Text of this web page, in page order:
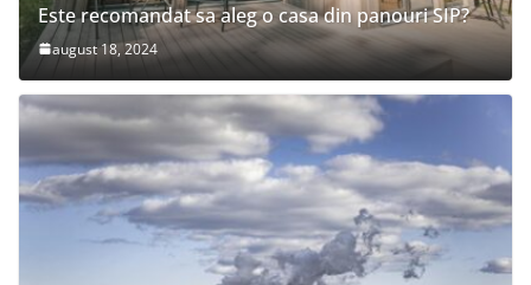
Este recomandat sa aleg o casa din panouri SIP?
august 18, 2024